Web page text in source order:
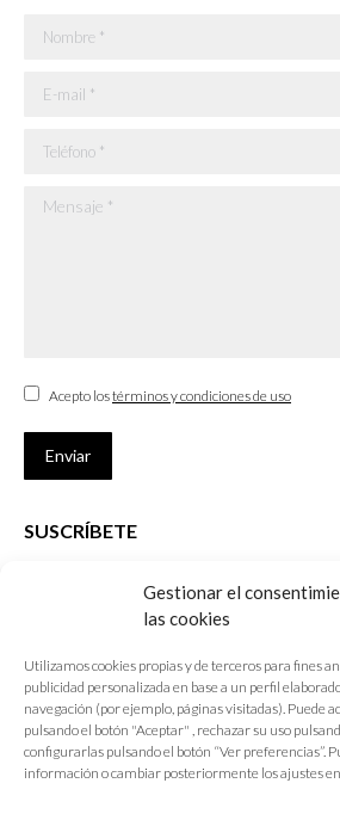
Gestionar el
las cookies
Utilizamos cookies propias y de terceros para fines
publicidad personalizada en base a un perfil
navegación (por ejemplo, páginas visitadas). Puede
pulsando el botón "Aceptar" , rechazar su uso
configurarlas pulsando el botón “Ver preferencias”.
información o cambiar posteriormente los ajustes
Nombre *
E-mail *
Teléfono *
Mensaje *
Acepto lostérminos y condiciones de uso
Enviar
SUSCRÍBETE
que desarrolla el Colegio de Arquitectos de
E-mail *
Acepto lostérminos y condiciones de uso